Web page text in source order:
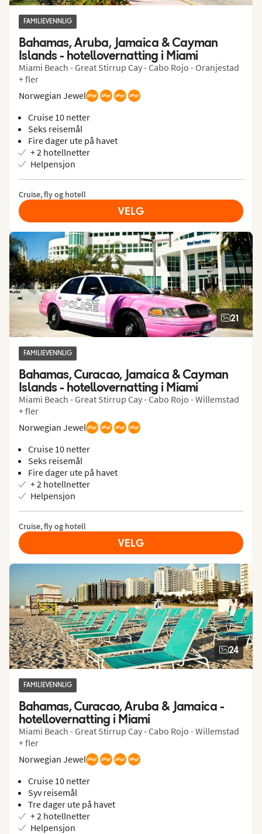
FAMILIEVENNLIG
Bahamas, Aruba, Jamaica & Cayman
Islands - hotellovernatting i Miami
Miami Beach - Great Stirrup Cay - Cabo Rojo - Oranjestad
+ fler
Norwegian Jewel
Cruise 10 netter
Seks reisemål
Fire dager ute på havet
+ 2 hotellnetter
Helpensjon
Cruise, fly og hotell
VELG
21
FAMILIEVENNLIG
Bahamas, Curacao, Jamaica & Cayman
Islands - hotellovernatting i Miami
Miami Beach - Great Stirrup Cay - Cabo Rojo - Willemstad
+ fler
Norwegian Jewel
Cruise 10 netter
Seks reisemål
Fire dager ute på havet
+ 2 hotellnetter
Helpensjon
Cruise, fly og hotell
VELG
24
FAMILIEVENNLIG
Bahamas, Curacao, Aruba & Jamaica -
hotellovernatting i Miami
Miami Beach - Great Stirrup Cay - Cabo Rojo - Willemstad
+ fler
Norwegian Jewel
Cruise 10 netter
Syv reisemål
Tre dager ute på havet
+ 2 hotellnetter
Helpensjon